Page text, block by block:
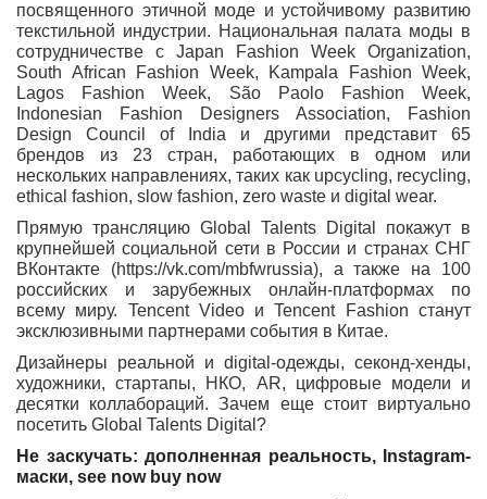
посвященного этичной моде и устойчивому развитию
текстильной индустрии. Национальная палата моды в
сотрудничестве с Japan Fashion Week Organization,
South African Fashion Week, Kampala Fashion Week,
Lagos Fashion Week, São Paolo Fashion Week,
Indonesian Fashion Designers Association, Fashion
Design Council of India и другими представит 65
брендов из 23 стран, работающих в одном или
нескольких направлениях, таких как upcycling, recycling,
ethical fashion, slow fashion, zero waste и digital wear.
Прямую трансляцию Global Talents Digital покажут в
крупнейшей социальной сети в России и странах СНГ
ВКонтакте (https://vk.com/mbfwrussia), а также на 100
российских и зарубежных онлайн-платформах по
всему миру. Tencent Video и Tencent Fashion станут
эксклюзивными партнерами события в Китае.
Дизайнеры реальной и digital-одежды, секонд-хенды,
художники, стартапы, НКО, AR, цифровые модели и
десятки коллабораций. Зачем еще стоит виртуально
посетить Global Talents Digital?
Не заскучать: дополненная реальность,
nstagram-
маски, see now buy now